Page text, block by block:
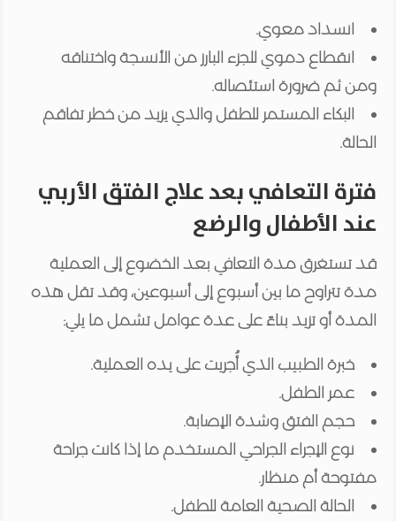
انسداد معوي.
انقطاع دموي للجزء البارز من الأنسجة واختناقه
ومن ثم ضرورة استئصاله.
البكاء المستمر للطفل والذي يزيد من خطر تفاقم
الحالة.
فترة التعافي بعد علاج الفتق الأربي
عند الأطفال والرضع
قد تستغرق مدة التعافي بعد الخضوع إلى العملية
مدة تتراوح ما بين أسبوع إلى أسبوعين، وقد تقل هذه
المدة أو تزيد بناءً على عدة عوامل تشمل ما يلي:
خبرة الطبيب الذي أُجريت على يده العملية.
عمر الطفل.
حجم الفتق وشدة الإصابة.
نوع الإجراء الجراحي المستخدم ما إذا كانت جراحة
مفتوحة أم منظار.
الحالة الصحية العامة للطفل.